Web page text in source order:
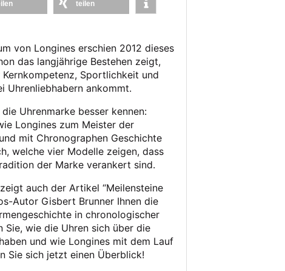
teilen
von Longines erschien 2012 dieses
das langjährige Bestehen zeigt,
Sportlichkeit und
Uhrenliebhabern ankommt.
Uhrenmarke besser kennen:
Longines zum Meister der
mit Chronographen Geschichte
welche vier Modelle zeigen, dass
der Marke verankert sind.
auch der Artikel “Meilensteine
Autor Gisbert Brunner Ihnen die
in chronologischer
Sie, wie die Uhren sich über die
und wie Longines mit dem Lauf
Sie sich jetzt einen Überblick!